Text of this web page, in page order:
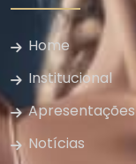
Home
Institucional
Apresentações
Notícias